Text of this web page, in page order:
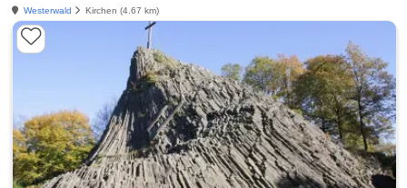
Westerwald Kirchen (4.67 km)